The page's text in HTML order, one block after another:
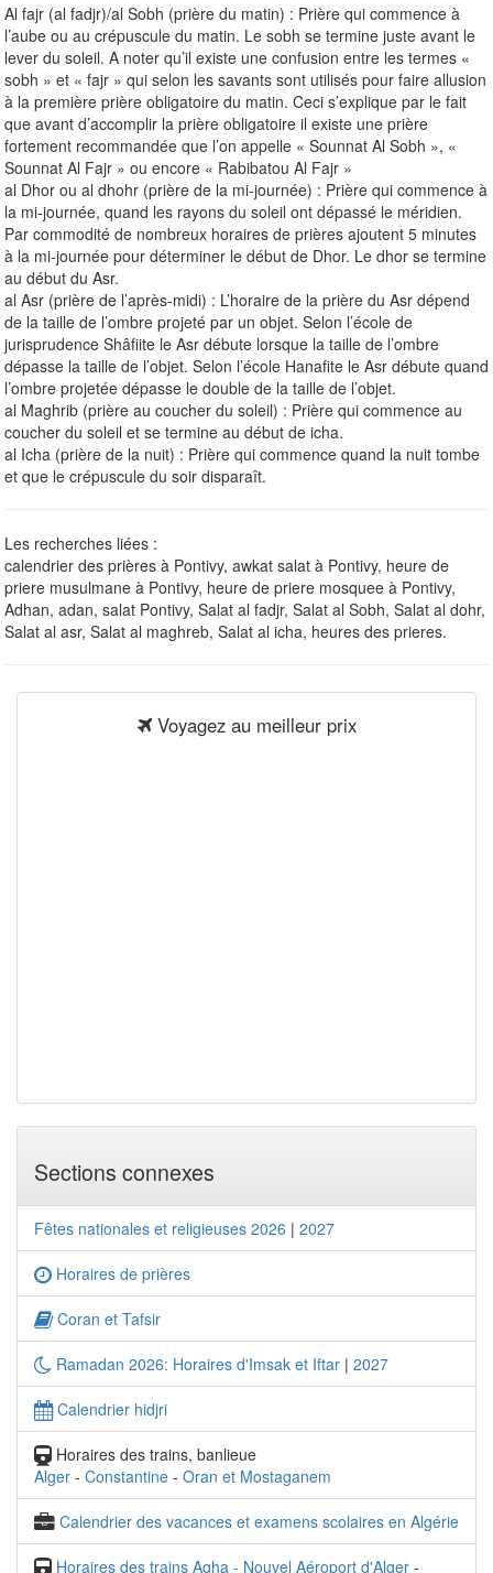
Al fajr (al fadjr)/al Sobh (prière du matin) : Prière qui commence à
l’aube ou au crépuscule du matin. Le sobh se termine juste avant le
lever du soleil. A noter qu’il existe une confusion entre les termes «
sobh » et « fajr » qui selon les savants sont utilisés pour faire allusion
à la première prière obligatoire du matin. Ceci s’explique par le fait
que avant d’accomplir la prière obligatoire il existe une prière
fortement recommandée que l’on appelle « Sounnat Al Sobh », «
Sounnat Al Fajr » ou encore « Rabibatou Al Fajr »
al Dhor ou al dhohr (prière de la mi-journée) : Prière qui commence à
la mi-journée, quand les rayons du soleil ont dépassé le méridien.
Par commodité de nombreux horaires de prières ajoutent 5 minutes
à la mi-journée pour déterminer le début de Dhor. Le dhor se termine
au début du Asr.
al Asr (prière de l’après-midi) : L’horaire de la prière du Asr dépend
de la taille de l’ombre projeté par un objet. Selon l’école de
jurisprudence Shâfiite le Asr débute lorsque la taille de l’ombre
dépasse la taille de l’objet. Selon l’école Hanafite le Asr débute quand
l’ombre projetée dépasse le double de la taille de l’objet.
al Maghrib (prière au coucher du soleil) : Prière qui commence au
coucher du soleil et se termine au début de icha.
al Icha (prière de la nuit) : Prière qui commence quand la nuit tombe
et que le crépuscule du soir disparaît.
Les recherches liées :
calendrier des prières à Pontivy, awkat salat à Pontivy, heure de
priere musulmane à Pontivy, heure de priere mosquee à Pontivy,
Adhan, adan, salat Pontivy, Salat al fadjr, Salat al Sobh, Salat al dohr,
Salat al asr, Salat al maghreb, Salat al icha, heures des prieres.
Voyagez au meilleur prix
Sections connexes
Fêtes nationales et religieuses 2026 | 2027
Horaires de prières
Coran et Tafsir
Ramadan 2026: Horaires d'Imsak et Iftar | 2027
Calendrier hidjri
Horaires des trains, banlieue
Alger - Constantine - Oran et Mostaganem
Calendrier des vacances et examens scolaires en Algérie
Horaires des trains Agha - Nouvel Aéroport d'Alger -